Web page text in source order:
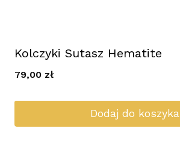
Kolczyki Sutasz Hematite
79,00 zł
Dodaj do koszyka